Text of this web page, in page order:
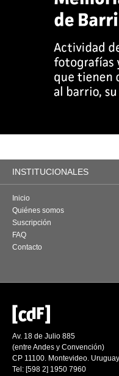
INSTITUCIONALES
Inicio
Quiénes somos
Suscripción
FAQ
Contacto
Av. 18 de Julio 885
(entre Andes y Convención)
CP 11100. Montevideo. Uruguay
Tel: [598 2] 1950 7960